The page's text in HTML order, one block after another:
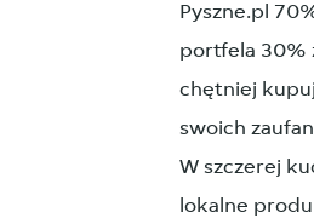
Pyszne.pl
portfela 30%
chętniej
swoich
W szczerej
lokalne